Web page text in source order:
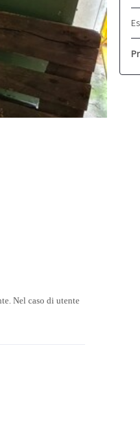
Nel caso di utente